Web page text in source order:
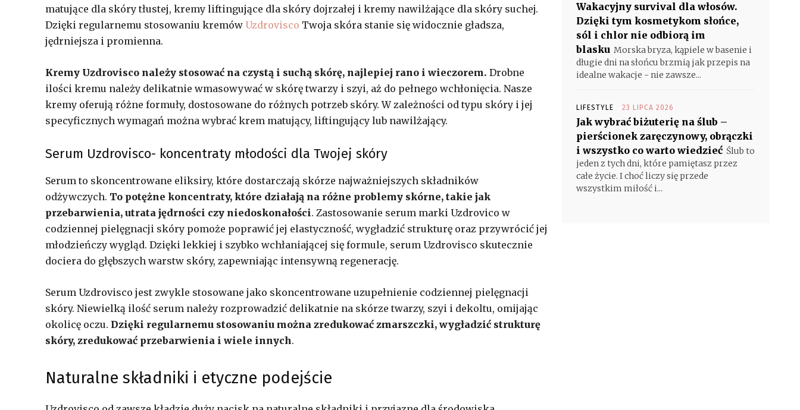
matujące dla skóry tłustej, kremy liftingujące dla skóry dojrzałej i kremy nawilżające dla skóry suchej.
Dzięki regularnemu stosowaniu kremów Uzdrovisco Twoja skóra stanie się widocznie gładsza,
jędrniejsza i promienna.
Kremy Uzdrovisco należy stosować na czystą i suchą skórę, najlepiej rano i wieczorem. Drobne
ilości kremu należy delikatnie wmasowywać w skórę twarzy i szyi, aż do pełnego wchłonięcia. Nasze
kremy oferują różne formuły, dostosowane do różnych potrzeb skóry. W zależności od typu skóry i jej
specyficznych wymagań można wybrać krem matujący, liftingujący lub nawilżający.
Serum Uzdrovisco- koncentraty młodości dla Twojej skóry
Serum to skoncentrowane eliksiry, które dostarczają skórze najważniejszych składników
odżywczych. To potężne koncentraty, które działają na różne problemy skórne, takie jak
przebarwienia, utrata jędrności czy niedoskonałości. Zastosowanie serum marki Uzdrovico w
codziennej pielęgnacji skóry pomoże poprawić jej elastyczność, wygładzić strukturę oraz przywrócić jej
młodzieńczy wygląd. Dzięki lekkiej i szybko wchłaniającej się formule, serum Uzdrovisco skutecznie
dociera do głębszych warstw skóry, zapewniając intensywną regenerację.
Serum Uzdrovisco jest zwykle stosowane jako skoncentrowane uzupełnienie codziennej pielęgnacji
skóry. Niewielką ilość serum należy rozprowadzić delikatnie na skórze twarzy, szyi i dekoltu, omijając
okolicę oczu. Dzięki regularnemu stosowaniu można zredukować zmarszczki, wygładzić strukturę
skóry, zredukować przebarwienia i wiele innych.
Naturalne składniki i etyczne podejście
Wakacyjny survival dla włosów.
Dzięki tym kosmetykom słońce,
sól i chlor nie odbiorą im
blasku Morska bryza, kąpiele w basenie i
długie dni na słońcu brzmią jak przepis na
idealne wakacje - nie zawsze...
LIFESTYLE 23 LIPCA 2026
Jak wybrać biżuterię na ślub –
pierścionek zaręczynowy, obrączki
i wszystko co warto wiedzieć Ślub to
jeden z tych dni, które pamiętasz przez
całe życie. I choć liczy się przede
wszystkim miłość i...